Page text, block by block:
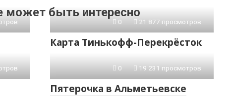
может быть интересно
0 21 877 просмотров
Карта Тинькофф-Перекрёсток
0 19 231 просмотров
Пятерочка в Альметьевске